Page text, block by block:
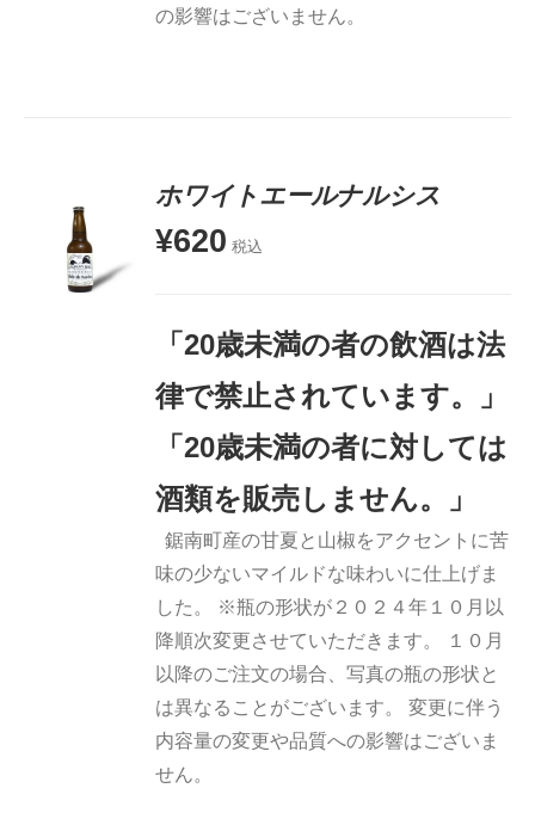
の影響はございません。
お買い物
カゴに追
ホワイトエールナルシス
¥620 税込
「20歳未満の者の飲酒は法
律で禁止されています。」
「20歳未満の者に対しては
酒類を販売しません。」
鋸南町産の甘夏と山椒をアクセントに苦
味の少ないマイルドな味わいに仕上げま
した。 ※瓶の形状が２０２４年１０月以
降順次変更させていただきます。 １０月
以降のご注文の場合、写真の瓶の形状と
は異なることがございます。 変更に伴う
内容量の変更や品質への影響はございま
せん。